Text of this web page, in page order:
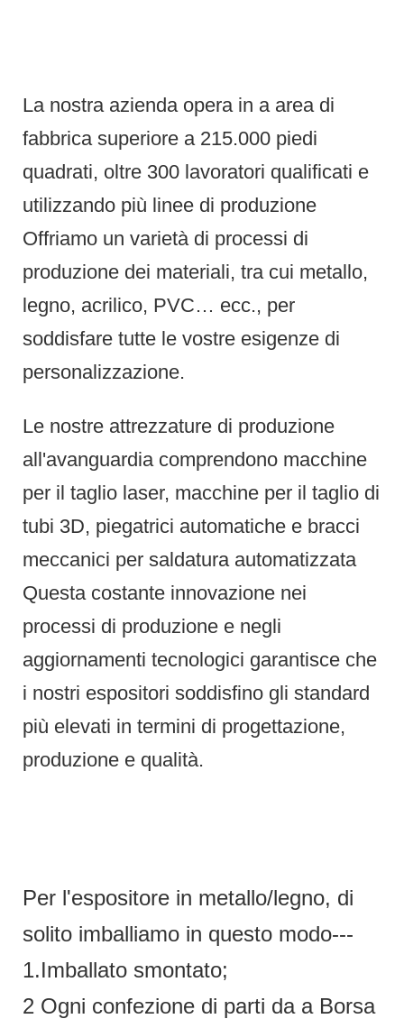
La nostra azienda opera in a area di
fabbrica superiore a 215.000 piedi
quadrati, oltre 300 lavoratori qualificati e
utilizzando più linee di produzione
Offriamo un varietà di processi di
produzione dei materiali, tra cui metallo,
legno, acrilico, PVC… ecc., per
soddisfare tutte le vostre esigenze di
personalizzazione.
Le nostre attrezzature di produzione
all'avanguardia comprendono macchine
per il taglio laser, macchine per il taglio di
tubi 3D, piegatrici automatiche e bracci
meccanici per saldatura automatizzata
Questa costante innovazione nei
processi di produzione e negli
aggiornamenti tecnologici garantisce che
i nostri espositori soddisfino gli standard
più elevati in termini di progettazione,
produzione e qualità.
Per l'espositore in metallo/legno, di
solito imballiamo in questo modo---
1.Imballato smontato;
2 Ogni confezione di parti da a Borsa